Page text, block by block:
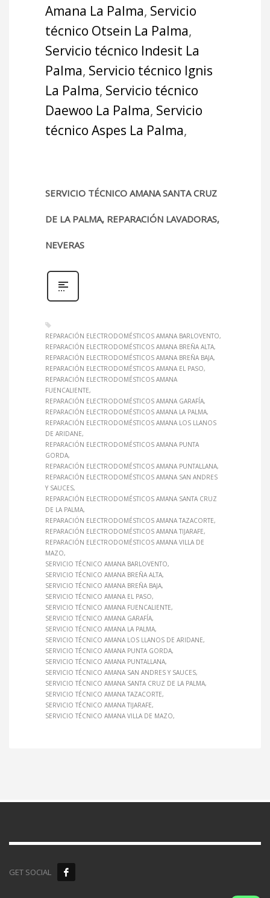
Amana La Palma, Servicio
técnico Otsein La Palma,
Servicio técnico Indesit La
Palma, Servicio técnico Ignis
La Palma, Servicio técnico
Daewoo La Palma, Servicio
técnico Aspes La Palma,
SERVICIO TÉCNICO AMANA SANTA CRUZ
DE LA PALMA, REPARACIÓN LAVADORAS,
NEVERAS
REPARACIÓN ELECTRODOMÉSTICOS AMANA BARLOVENTO
REPARACIÓN ELECTRODOMÉSTICOS AMANA BREÑA ALTA
REPARACIÓN ELECTRODOMÉSTICOS AMANA BREÑA BAJA
REPARACIÓN ELECTRODOMÉSTICOS AMANA EL PASO
REPARACIÓN ELECTRODOMÉSTICOS AMANA
FUENCALIENTE
REPARACIÓN ELECTRODOMÉSTICOS AMANA GARAFÍA
REPARACIÓN ELECTRODOMÉSTICOS AMANA LA PALMA
REPARACIÓN ELECTRODOMÉSTICOS AMANA LOS LLANOS
DE ARIDANE
REPARACIÓN ELECTRODOMÉSTICOS AMANA PUNTA
GORDA
REPARACIÓN ELECTRODOMÉSTICOS AMANA PUNTALLANA
REPARACIÓN ELECTRODOMÉSTICOS AMANA SAN ANDRES
Y SAUCES
REPARACIÓN ELECTRODOMÉSTICOS AMANA SANTA CRUZ
DE LA PALMA
REPARACIÓN ELECTRODOMÉSTICOS AMANA TAZACORTE
REPARACIÓN ELECTRODOMÉSTICOS AMANA TIJARAFE
REPARACIÓN ELECTRODOMÉSTICOS AMANA VILLA DE
MAZO
SERVICIO TÉCNICO AMANA BARLOVENTO
SERVICIO TÉCNICO AMANA BREÑA ALTA
SERVICIO TÉCNICO AMANA BREÑA BAJA
SERVICIO TÉCNICO AMANA EL PASO
SERVICIO TÉCNICO AMANA FUENCALIENTE
SERVICIO TÉCNICO AMANA GARAFÍA
SERVICIO TÉCNICO AMANA LA PALMA
SERVICIO TÉCNICO AMANA LOS LLANOS DE ARIDANE
SERVICIO TÉCNICO AMANA PUNTA GORDA
SERVICIO TÉCNICO AMANA PUNTALLANA
SERVICIO TÉCNICO AMANA SAN ANDRES Y SAUCES
SERVICIO TÉCNICO AMANA SANTA CRUZ DE LA PALMA
SERVICIO TÉCNICO AMANA TAZACORTE
SERVICIO TÉCNICO AMANA TIJARAFE
SERVICIO TÉCNICO AMANA VILLA DE MAZO
GET SOCIAL